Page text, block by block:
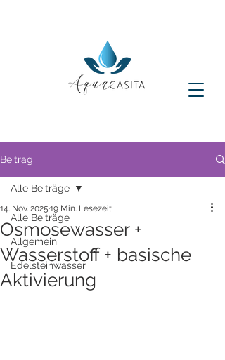
Beitrag
Alle Beiträge
Allgemein
Edelsteinwasser
Alle Beiträge
Osmosewasser +
Wasserstoff + basische
Aktivierung
14. Nov. 2025 19 Min. Lesezeit